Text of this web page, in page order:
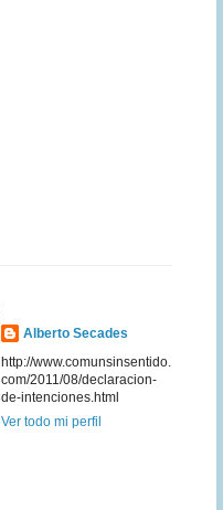
Alberto Secades
http://www.comunsinsentido.
com/2011/08/declaracion-
de-intenciones.html
Ver todo mi perfil